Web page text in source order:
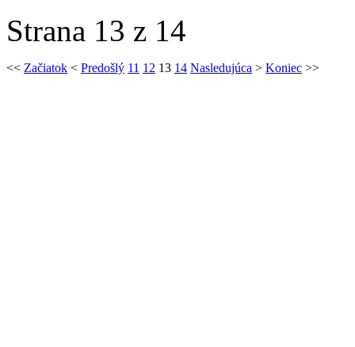
Strana 13 z 14
<< Začiatok < Predošlý 11 12 13 14 Nasledujúca > Koniec >>